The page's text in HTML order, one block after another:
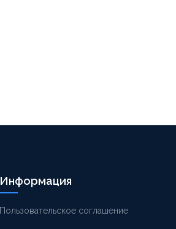
Информация
Пользовательское соглашение